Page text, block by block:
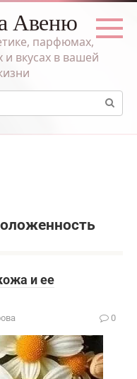
Авеню
парфюмах,
и вкусах в вашей
и ее
0